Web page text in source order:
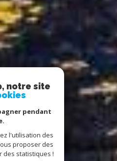
notre site
pendant
l'utilisation des
proposer des
des statistiques !